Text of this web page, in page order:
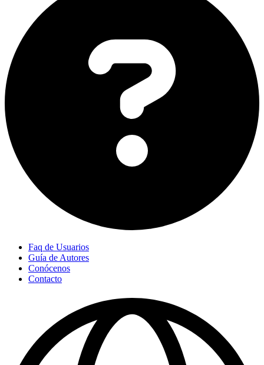
Faq de Usuarios
Guía de Autores
Conócenos
Contacto